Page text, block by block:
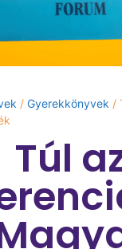
/ Gyerekkönyvek /
Túl